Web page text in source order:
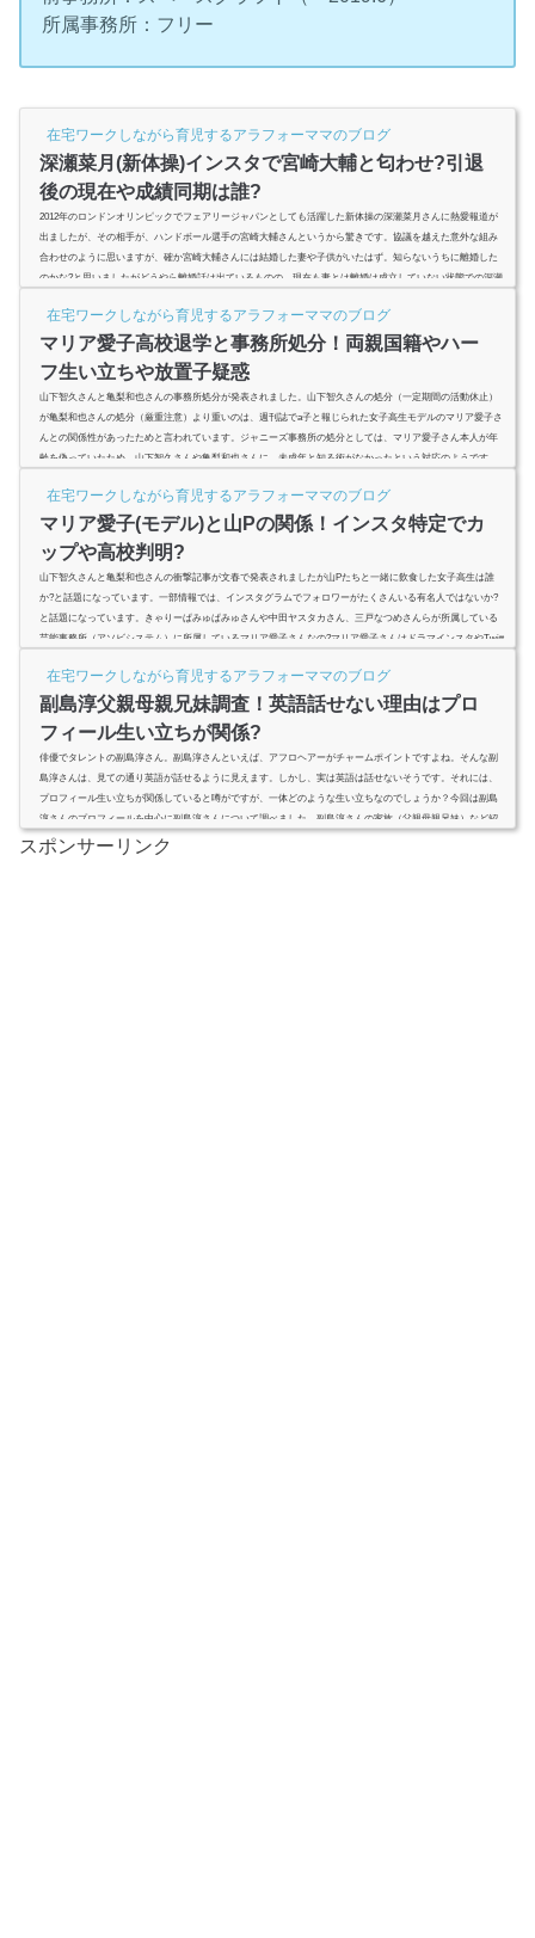
所属事務所：フリー
在宅ワークしながら育児するアラフォーママのブログ
深瀬菜月(新体操)インスタで宮崎大輔と匂わせ?引退
後の現在や成績同期は誰?
2012年のロンドンオリンピックでフェアリージャパンとしても活躍した新体操の深瀬菜月さんに熱愛報道が
出ましたが、その相手が、ハンドボール選手の宮崎大輔さんというから驚きです。協議を越えた意外な組み
合わせのように思いますが、確か宮崎大輔さんには結婚した妻や子供がいたはず。知らないうちに離婚した
のかな?と思いましたがどうやら離婚話は出ているものの、現在も妻とは離婚は成立していない状態での深瀬
ンピック出場した...
在宅ワークしながら育児するアラフォーママのブログ
マリア愛子高校退学と事務所処分！両親国籍やハー
フ生い立ちや放置子疑惑
山下智久さんと亀梨和也さんの事務所処分が発表されました。山下智久さんの処分（一定期間の活動休止）
が亀梨和也さんの処分（厳重注意）より重いのは、週刊誌でa子と報じられた女子高生モデルのマリア愛子さ
んとの関係性があったためと言われています。ジャニーズ事務所の処分としては、マリア愛子さん本人が年
齢を偽っていたため、山下智久さんや亀梨和也さんに、未成年と知る術がなかったという対応のようです。
さんが、実は高...
在宅ワークしながら育児するアラフォーママのブログ
マリア愛子(モデル)と山Pの関係！インスタ特定でカ
ップや高校判明?
山下智久さんと亀梨和也さんの衝撃記事が文春で発表されましたが山Pたちと一緒に飲食した女子高生は誰
か?と話題になっています。一部情報では、インスタグラムでフォロワーがたくさんいる有名人ではないか?
と話題になっています。きゃりーぱみゅぱみゅさんや中田ヤスタカさん、三戸なつめさんらが所属している
芸能事務所（アソビシステム）に所属しているマリア愛子さんなの?マリア愛子さんはドラマインスタやTwitt
リア愛子さんに...
在宅ワークしながら育児するアラフォーママのブログ
副島淳父親母親兄妹調査！英語話せない理由はプロ
フィール生い立ちが関係?
俳優でタレントの副島淳さん。副島淳さんといえば、アフロヘアーがチャームポイントですよね。そんな副
島淳さんは、見ての通り英語が話せるように見えます。しかし、実は英語は話せないそうです。それには、
プロフィール生い立ちが関係していると噂がですが、一体どのような生い立ちなのでしょうか？今回は副島
淳さんのプロフィールを中心に副島淳さんについて調べました。副島淳さんの家族（父親母親兄妹）など紹
介しますので、是非ご覧下さい。 (adsbygoogle = window.adsbygoogle || ).push({ google_ad_client: &...
スポンサーリンク